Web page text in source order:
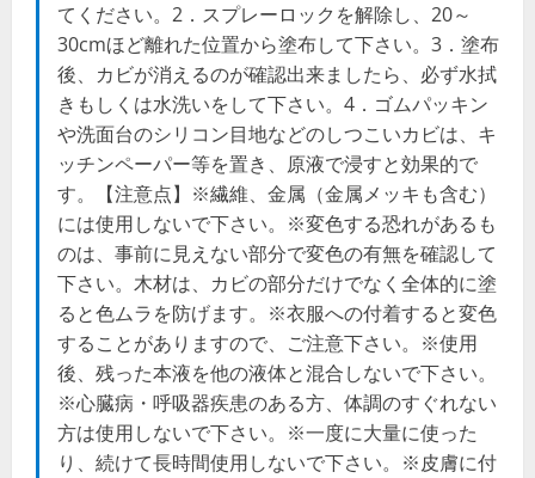
てください。2．スプレーロックを解除し、20～
30cmほど離れた位置から塗布して下さい。3．塗布
後、カビが消えるのが確認出来ましたら、必ず水拭
きもしくは水洗いをして下さい。4．ゴムパッキン
や洗面台のシリコン目地などのしつこいカビは、キ
ッチンペーパー等を置き、原液で浸すと効果的で
す。【注意点】※繊維、金属（金属メッキも含む）
には使用しないで下さい。※変色する恐れがあるも
のは、事前に見えない部分で変色の有無を確認して
下さい。木材は、カビの部分だけでなく全体的に塗
ると色ムラを防げます。※衣服への付着すると変色
することがありますので、ご注意下さい。※使用
後、残った本液を他の液体と混合しないで下さい。
※心臓病・呼吸器疾患のある方、体調のすぐれない
方は使用しないで下さい。※一度に大量に使った
り、続けて長時間使用しないで下さい。※皮膚に付